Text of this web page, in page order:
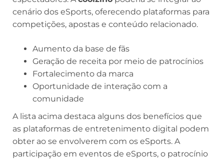
cenário dos eSports, oferecendo plataformas para
competições, apostas e conteúdo relacionado.
Aumento da base de fãs
Geração de receita por meio de patrocínios
Fortalecimento da marca
Oportunidade de interação com a
comunidade
A lista acima destaca alguns dos benefícios que
as plataformas de entretenimento digital podem
obter ao se envolverem com os eSports. A
participação em eventos de eSports, o patrocínio